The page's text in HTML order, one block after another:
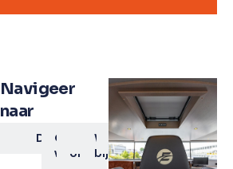
Navigeer
naar
HomeDiensten
Duurzaamheid
Onze
vloot
Over
ons
Nieuws
Werken
bij
Contact